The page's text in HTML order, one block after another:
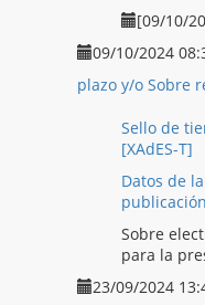
[09/10/
09/10/2024
plazo y/o Sobre
Sello de
[XAdES-T]
Datos de la
publicación
Sobre
para la
23/09/2024